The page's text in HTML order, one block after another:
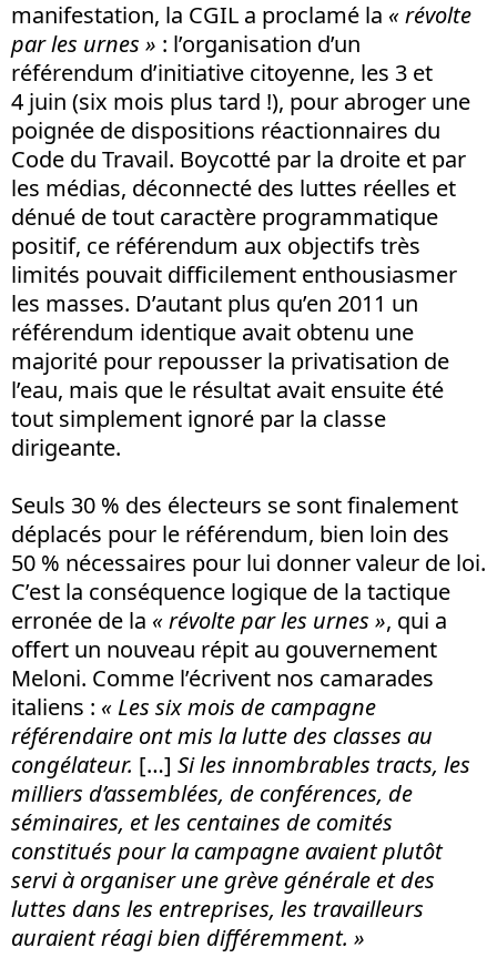
manifestation, la CGIL a proclamé la « révolte
par les urnes » : l’organisation d’un
référendum d’initiative citoyenne, les 3 et
4 juin (six mois plus tard !), pour abroger une
poignée de dispositions réactionnaires du
Code du Travail. Boycotté par la droite et par
les médias, déconnecté des luttes réelles et
dénué de tout caractère programmatique
positif, ce référendum aux objectifs très
limités pouvait difficilement enthousiasmer
les masses. D’autant plus qu’en 2011 un
référendum identique avait obtenu une
majorité pour repousser la privatisation de
l’eau, mais que le résultat avait ensuite été
tout simplement ignoré par la classe
dirigeante.
Seuls 30 % des électeurs se sont finalement
déplacés pour le référendum, bien loin des
50 % nécessaires pour lui donner valeur de loi.
C’est la conséquence logique de la tactique
erronée de la « révolte par les urnes », qui a
offert un nouveau répit au gouvernement
Meloni. Comme l’écrivent nos camarades
italiens : « Les six mois de campagne
référendaire ont mis la lutte des classes au
congélateur. […] Si les innombrables tracts, les
milliers d’assemblées, de conférences, de
séminaires, et les centaines de comités
constitués pour la campagne avaient plutôt
servi à organiser une grève générale et des
luttes dans les entreprises, les travailleurs
auraient réagi bien différemment. »